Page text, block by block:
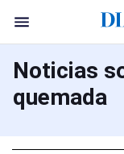
Noticias
quemada